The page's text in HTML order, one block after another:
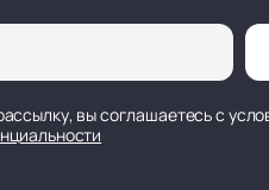
вы соглашаетесь с